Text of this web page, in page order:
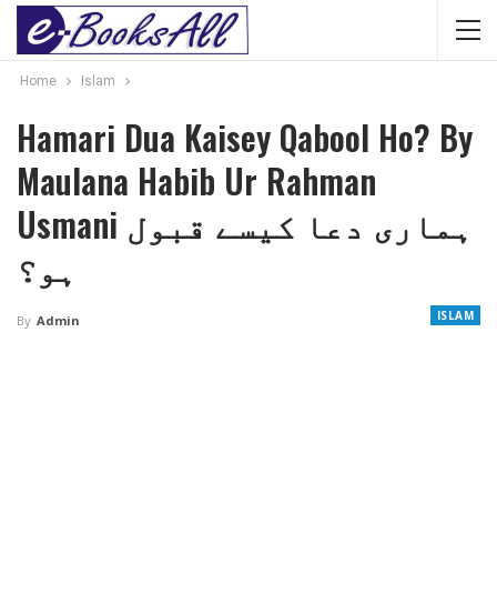
Home Islam
Hamari Dua Kaisey Qabool Ho? By
Maulana Habib Ur Rahman
Usmani ہماری دعا کیسے قبول
ہو؟
ISLAM
By Admin